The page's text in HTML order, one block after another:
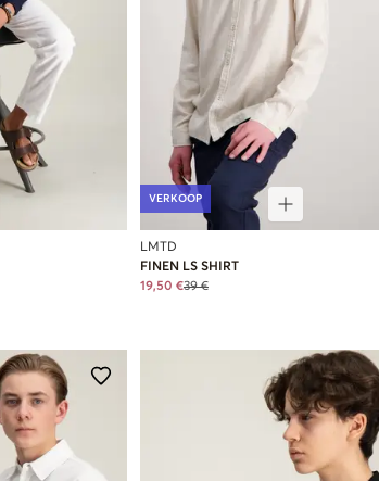
VERKOOP
LMTD
FINEN LS SHIRT
19,50 €39 €